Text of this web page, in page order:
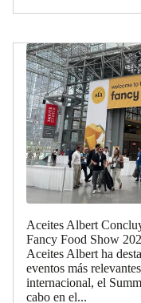
Aceites Albert
Fancy Food Show
Aceites Albert ha
eventos más
internacional, el
cabo en el...